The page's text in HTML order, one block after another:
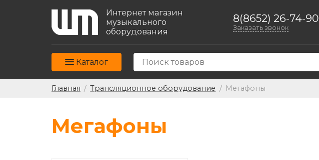
Интернет магазин
музыкального
оборудования
8(8652) 26-74-90
Заказать звонок
Каталог
Главная / Трансляционное оборудование / Мегафоны
Мегафоны